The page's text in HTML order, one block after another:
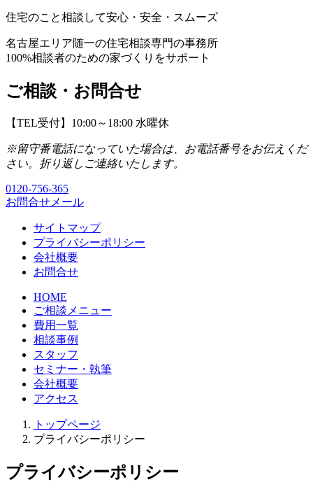
住宅のこと相談して安心・安全・スムーズ
名古屋エリア随一の住宅相談専門の事務所
100%相談者のための家づくりをサポート
ご相談・お問合せ
【TEL受付】10:00～18:00 水曜休
※留守番電話になっていた場合は、お電話番号をお伝えくだ
さい。折り返しご連絡いたします。
0120-756-365
お問合せメール
サイトマップ
プライバシーポリシー
会社概要
お問合せ
HOME
ご相談メニュー
費用一覧
相談事例
スタッフ
セミナー・執筆
会社概要
アクセス
トップページ
プライバシーポリシー
プライバシーポリシー